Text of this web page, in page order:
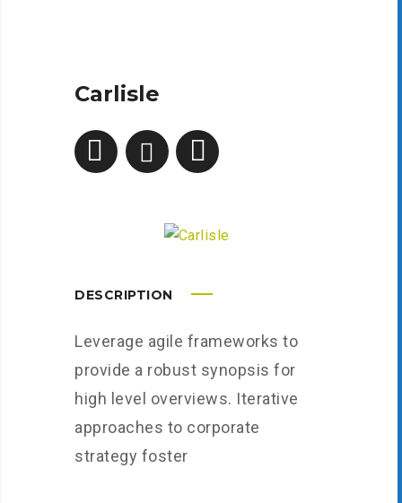
Carlisle
DESCRIPTION
Leverage agile frameworks to
provide a robust synopsis for
high level overviews. Iterative
approaches to corporate
strategy foster